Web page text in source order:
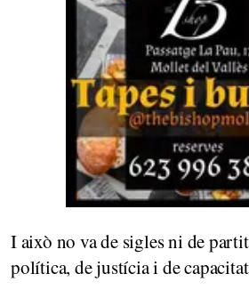
I això no va de sigles ni de
política, de justícia i de